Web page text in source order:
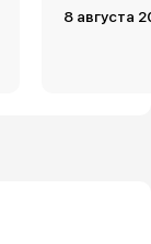
8 августа